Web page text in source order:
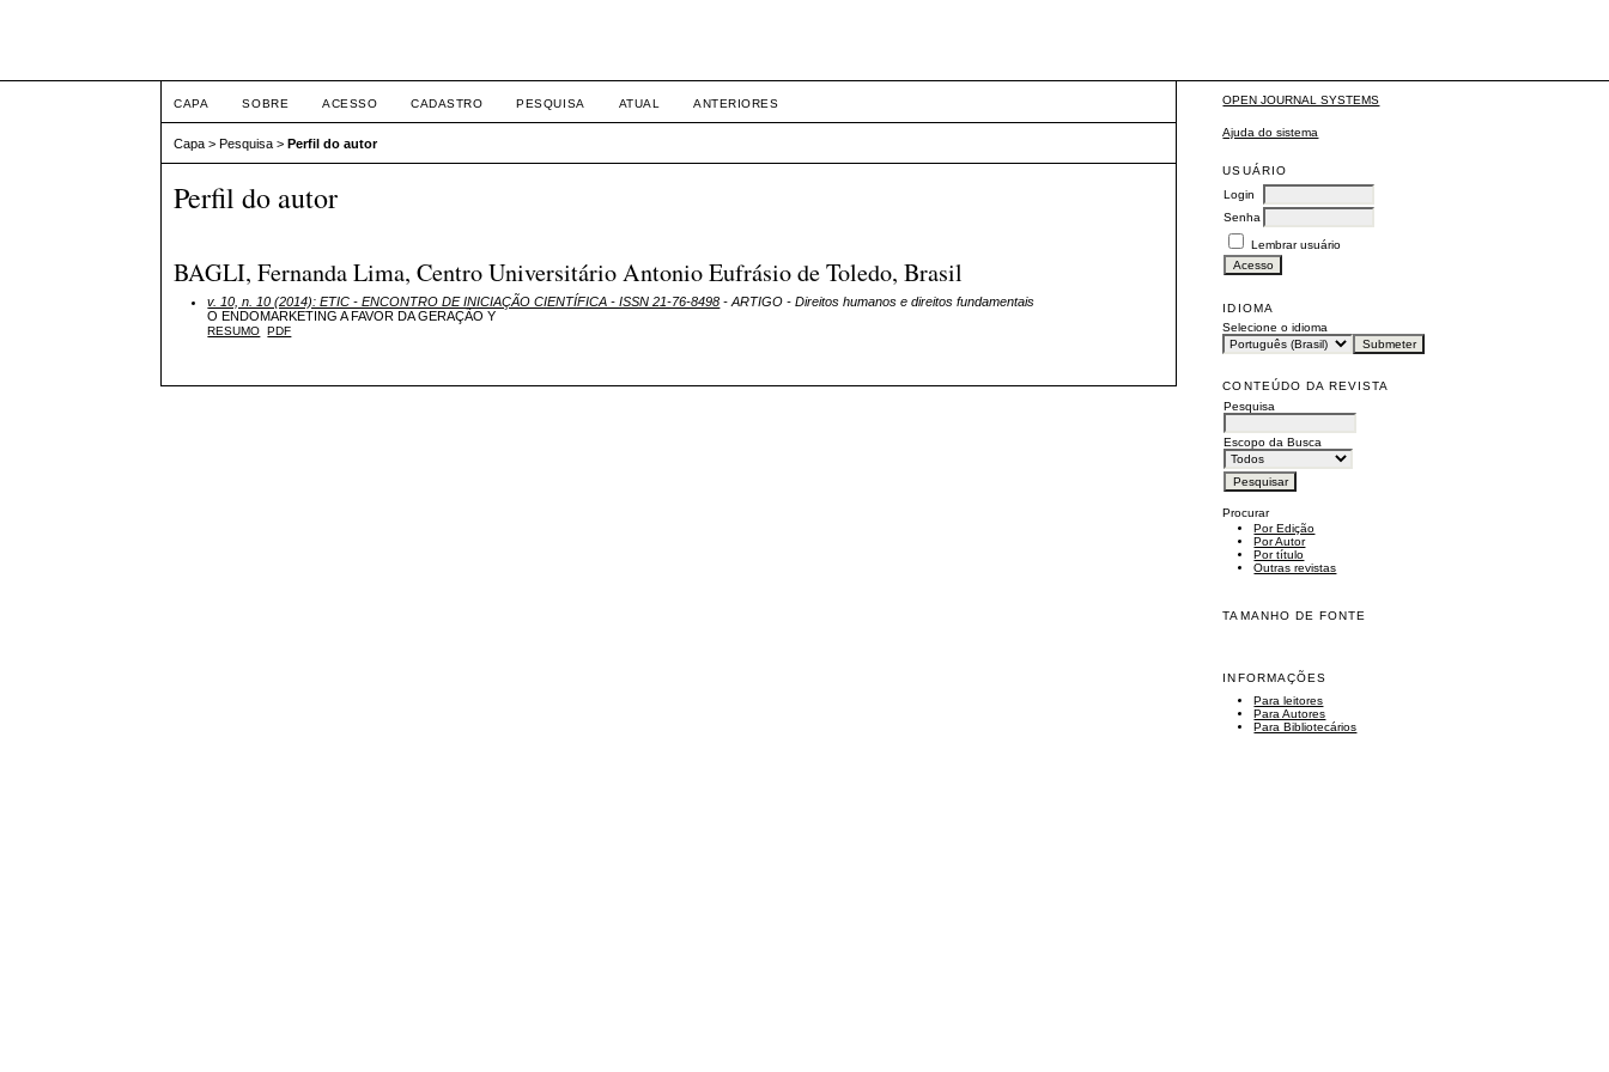
OPEN JOURNAL SYSTEMS
Ajuda do sistema
USUÁRIO
Login
Senha
Lembrar usuário
IDIOMA
Selecione o idioma
CONTEÚDO DA REVISTA
Pesquisa
Escopo da Busca
Procurar
Por Edição
Por Autor
Por título
Outras revistas
TAMANHO DE FONTE
INFORMAÇÕES
Para leitores
Para Autores
Para Bibliotecários
CAPA SOBRE ACESSO CADASTRO PESQUISA ATUAL ANTERIORES
Capa >Pesquisa >Perfil do autor
Perfil do autor
BAGLI, Fernanda Lima, Centro Universitário Antonio Eufrásio de Toledo, Brasil
v. 10, n. 10 (2014): ETIC - ENCONTRO DE INICIAÇÃO CIENTÍFICA - ISSN 21-76-8498 - ARTIGO - Direitos humanos e direitos fundamentais
O ENDOMARKETING A FAVOR DA GERAÇÃO Y
RESUMO PDF